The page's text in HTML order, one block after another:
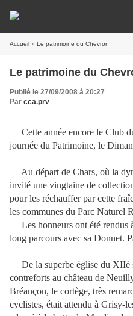
Accueil » Le patrimoine du Chevron
Le patrimoine du
Publié le 27/09/2008 à 20:27
Par cca.prv
Cette année encore le Club
journée du Patrimoine, le
Au départ de Chars, où la
invité une vingtaine de
pour les réchauffer par cette
les communes du Parc Naturel
Les honneurs ont été rendus
long parcours avec sa Donnet.
De la superbe église du XIIè
contreforts au château de
Bréançon, le cortège, très
cyclistes, était attendu à Grisy-